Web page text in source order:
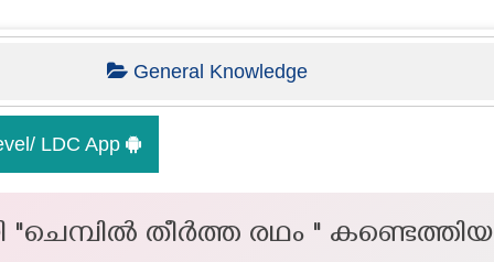
General Knowledge
LDC App
"ചെമ്പിൽ തീർത്ത രഥം " കണ്ടെത്തിയ